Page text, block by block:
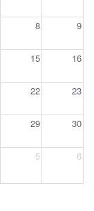
8 9
15 16
22 23
29 30
5 6